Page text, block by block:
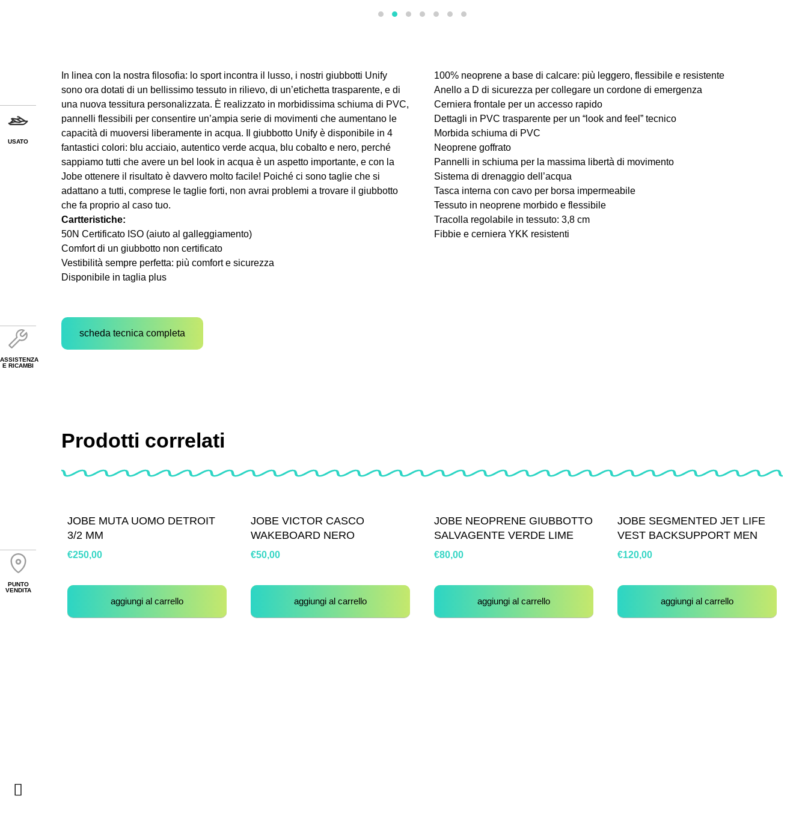
USATO
ASSISTENZA
E RICAMBI
PUNTO
VENDITA
In linea con la nostra filosofia: lo sport incontra il lusso, i nostri giubbotti Unify
sono ora dotati di un bellissimo tessuto in rilievo, di un’etichetta trasparente, e di
una nuova tessitura personalizzata. È realizzato in morbidissima schiuma di PVC,
pannelli flessibili per consentire un’ampia serie di movimenti che aumentano le
capacità di muoversi liberamente in acqua. Il giubbotto Unify è disponibile in 4
fantastici colori: blu acciaio, autentico verde acqua, blu cobalto e nero, perché
sappiamo tutti che avere un bel look in acqua è un aspetto importante, e con la
Jobe ottenere il risultato è davvero molto facile! Poiché ci sono taglie che si
adattano a tutti, comprese le taglie forti, non avrai problemi a trovare il giubbotto
che fa proprio al caso tuo.
Cartteristiche:
50N Certificato ISO (aiuto al galleggiamento)
Comfort di un giubbotto non certificato
Vestibilità sempre perfetta: più comfort e sicurezza
Disponibile in taglia plus
100% neoprene a base di calcare: più leggero, flessibile e resistente
Anello a D di sicurezza per collegare un cordone di emergenza
Cerniera frontale per un accesso rapido
Dettagli in PVC trasparente per un “look and feel” tecnico
Morbida schiuma di PVC
Neoprene goffrato
Pannelli in schiuma per la massima libertà di movimento
Sistema di drenaggio dell’acqua
Tasca interna con cavo per borsa impermeabile
Tessuto in neoprene morbido e flessibile
Tracolla regolabile in tessuto: 3,8 cm
Fibbie e cerniera YKK resistenti
scheda tecnica completa
Prodotti correlati
JOBE MUTA UOMO DETROIT
3/2 MM
€250,00
aggiungi al carrello
JOBE VICTOR CASCO
WAKEBOARD NERO
€50,00
aggiungi al carrello
JOBE NEOPRENE GIUBBOTTO
SALVAGENTE VERDE LIME
€80,00
aggiungi al carrello
JOBE SEGMENTED JET LIFE
VEST BACKSUPPORT MEN
€120,00
aggiungi al carrello